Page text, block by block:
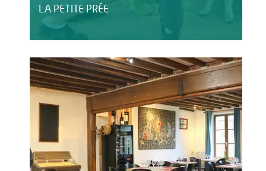
LA PETITE PRÉE